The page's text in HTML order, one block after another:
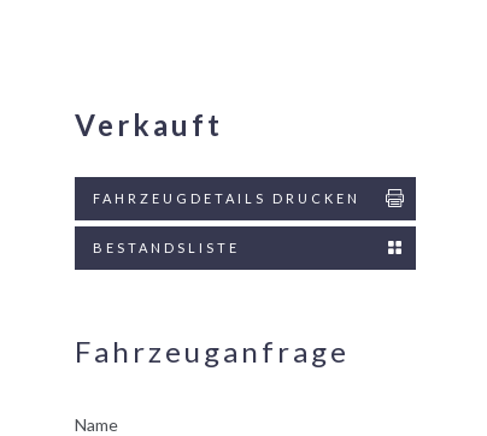
Verkauft
FAHRZEUGDETAILS DRUCKEN
BESTANDSLISTE
Fahrzeuganfrage